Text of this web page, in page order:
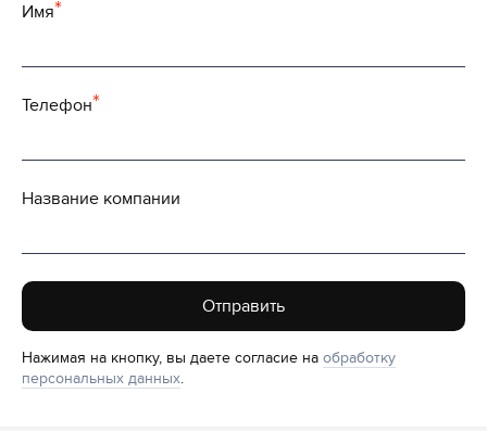
Имя
Телефон
Название компании
Отправить
Нажимая на кнопку, вы даете согласие на обработку
персональных данных.